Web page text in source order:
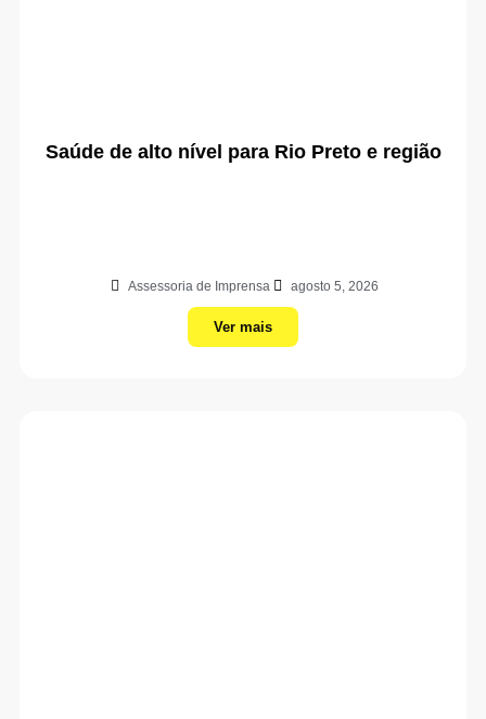
Saúde de alto nível para Rio Preto e região
Assessoria de Imprensa agosto 5, 2026
Ver mais